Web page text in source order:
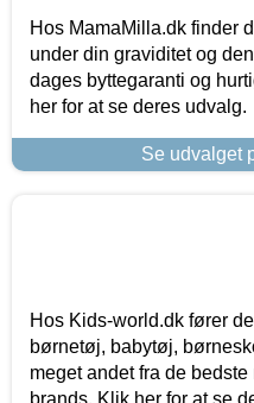
Hos MamaMilla.dk finder
under din graviditet og
dages byttegaranti og
her for at se deres udvalg.
Se udvalget
Hos Kids-world.dk fører
børnetøj, babytøj,
meget andet fra de
brands. Klik her for at se